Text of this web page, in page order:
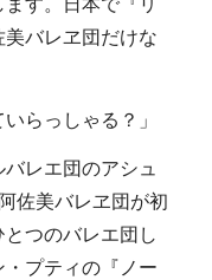
す。日本で『リ
バレヱ団だけな
らっしゃる？」
レエ団のアシュ
佐美バレヱ団が初
つのバレエ団し
プティの『ノー